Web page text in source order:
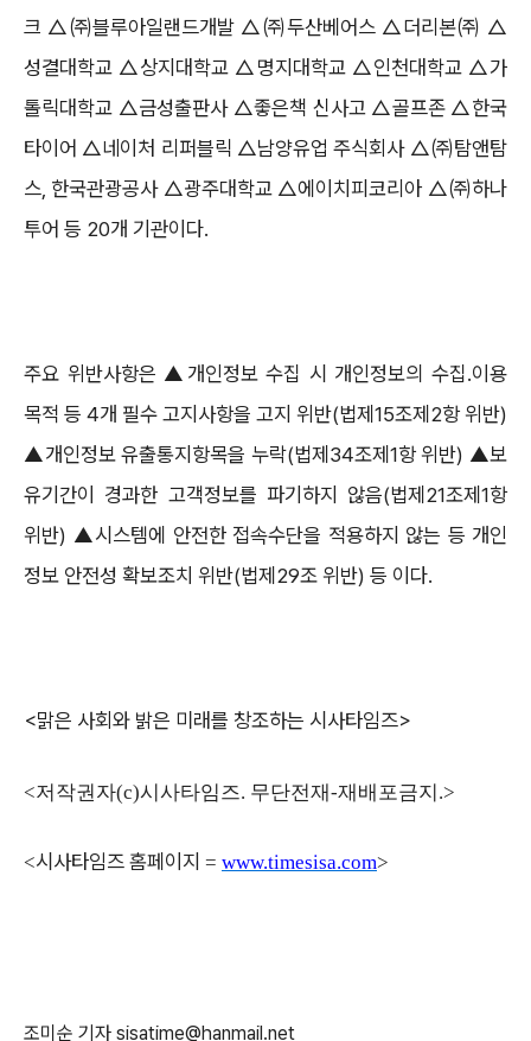
크 △㈜블루아일랜드개발 △㈜두산베어스 △더리본㈜ △
성결대학교 △상지대학교 △명지대학교 △인천대학교 △가
톨릭대학교 △금성출판사 △좋은책 신사고 △골프존 △한국
타이어 △네이처 리퍼블릭 △남양유업 주식회사 △㈜탐앤탐
스, 한국관광공사 △광주대학교 △에이치피코리아 △㈜하나
투어 등 20개 기관이다.
주요 위반사항은 ▲개인정보 수집 시 개인정보의 수집․이용
목적 등 4개 필수 고지사항을 고지 위반(법제15조제2항 위반)
▲개인정보 유출통지항목을 누락(법제34조제1항 위반) ▲보
유기간이 경과한 고객정보를 파기하지 않음(법제21조제1항
위반) ▲시스템에 안전한 접속수단을 적용하지 않는 등 개인
정보 안전성 확보조치 위반(법제29조 위반) 등 이다.
<맑은 사회와 밝은 미래를 창조하는 시사타임즈>
<저작권자(c)시사타임즈. 무단전재-재배포금지.>
<시사타임즈 홈페이지 = www.timesisa.com>
조미순 기자 sisatime@hanmail.net